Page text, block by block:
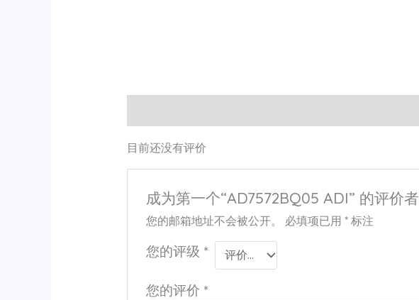
目前还没有评价
成为第一个“AD7572BQ05 ADI” 的评价者
您的邮箱地址不会被公开。 必填项已用* 标注
您的评级 *
您的评价 *